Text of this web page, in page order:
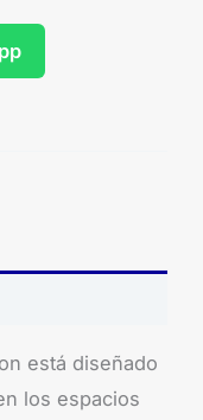
está diseñado
los espacios